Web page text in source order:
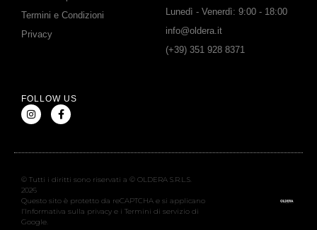
Termini e Condizioni
Privacy
Lunedì - Venerdì: 9:00 - 18:00
info@oldera.it
(+39) 351 928 8371
FOLLOW US
© Tutti i diritti sono riservati a © OLDERA S.R.L.S.
2026
Questo sito è protetto da reCAPTCHA e si applicano
l’Informativa sulla privacy e i Termini di servizio di
Google.